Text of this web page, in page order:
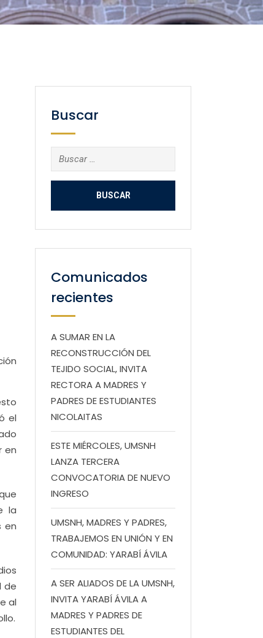
el
en
la
en
de
al
Buscar
Buscar:
Comunicados
recientes
A SUMAR EN LA
RECONSTRUCCIÓN DEL
TEJIDO SOCIAL, INVITA
RECTORA A MADRES Y
PADRES DE ESTUDIANTES
NICOLAITAS
ESTE MIÉRCOLES, UMSNH
LANZA TERCERA
CONVOCATORIA DE NUEVO
INGRESO
UMSNH, MADRES Y PADRES,
TRABAJEMOS EN UNIÓN Y EN
COMUNIDAD: YARABÍ ÁVILA
A SER ALIADOS DE LA UMSNH,
INVITA YARABÍ ÁVILA A
MADRES Y PADRES DE
ESTUDIANTES DEL